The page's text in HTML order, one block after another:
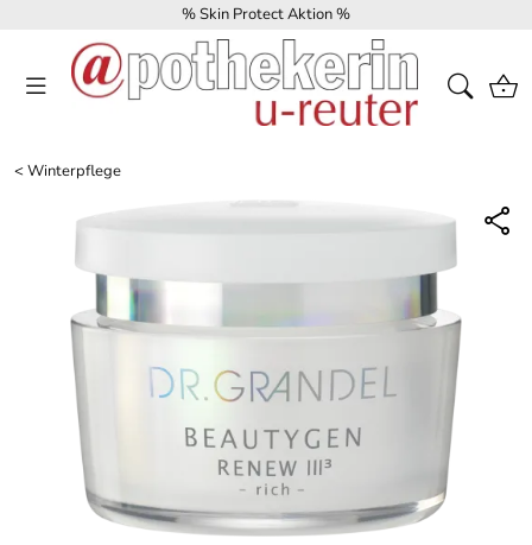
% Skin Protect Aktion %
<Winterpflege